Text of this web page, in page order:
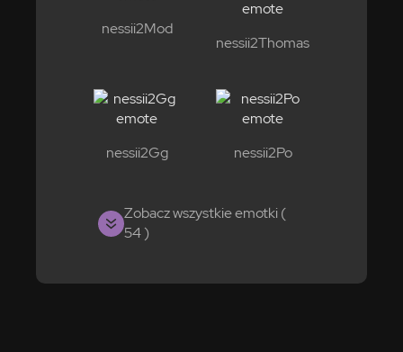
nessii2Mod
nessii2Thomas
nessii2Gg nessii2Po
Zobacz wszystkie emotki (
54 )